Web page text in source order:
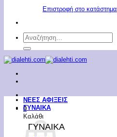
Επιστροφή στο κατάστημα
Αναζήτηση
για:
0
Καλάθι
ΝΕΕΣ ΑΦΙΞΕΙΣ
ΓΥΝΑΙΚΑ
ΓΥΝΑΙΚΑ